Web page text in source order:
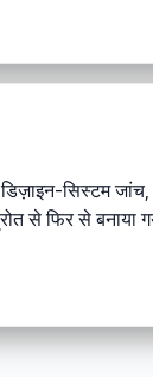
सिस्टम
से फिर से बनाया